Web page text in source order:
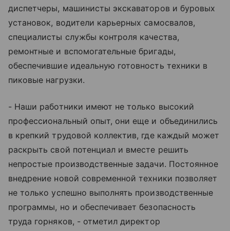
диспетчеры, машинисты экскаваторов и буровых
установок, водители карьерных самосвалов,
специалисты службы контроля качества,
ремонтные и вспомогательные бригады,
обеспечившие идеальную готовность техники в
пиковые нагрузки.
- Наши работники имеют не только высокий
профессиональный опыт, они еще и объединились
в крепкий трудовой коллектив, где каждый может
раскрыть свой потенциал и вместе решить
непростые производственные задачи. Постоянное
внедрение новой современной техники позволяет
не только успешно выполнять производственные
программы, но и обеспечивает безопасность
труда горняков, - отметил директор